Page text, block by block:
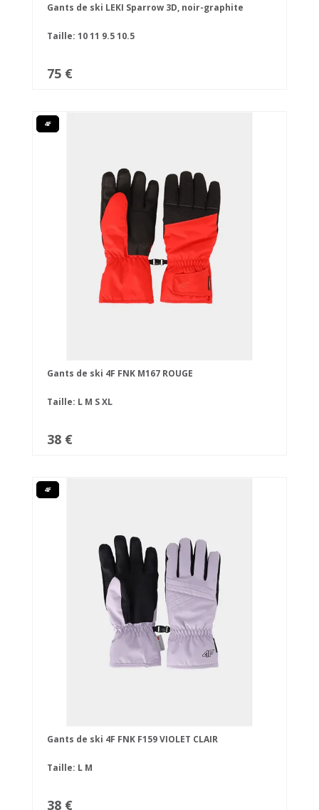
Gants de ski LEKI Sparrow 3D, noir-graphite
Taille: 1011 9.510.5
75 €
4F
Gants de ski 4F FNK M167 ROUGE
Taille: L M SXL
38 €
4F
Gants de ski 4F FNK F159 VIOLET CLAIR
Taille: L M
38 €